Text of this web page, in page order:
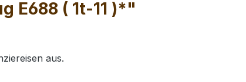
E688 ( 1t-11 )*"
aus.